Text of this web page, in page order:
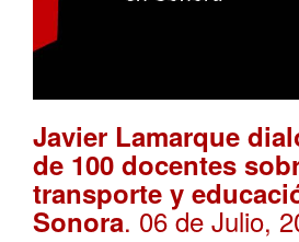
Javier Lamarque
de 100 docentes
transporte y
Sonora. 06 de Julio,